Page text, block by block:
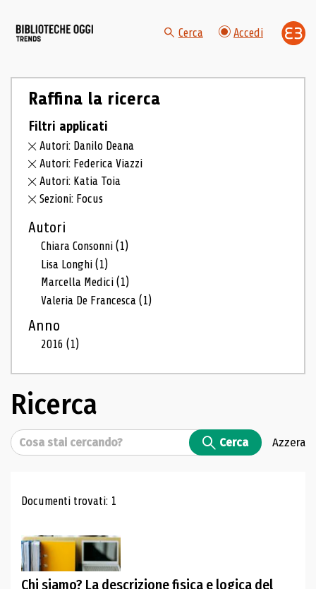
Cerca Accedi
Raffina la ricerca
Filtri applicati
Autori: Danilo Deana
Autori: Federica Viazzi
Autori: Katia Toia
Sezioni: Focus
Autori
Chiara Consonni(1)
Lisa Longhi(1)
Marcella Medici(1)
Valeria De Francesca(1)
Anno
2016(1)
Ricerca
Cerca Cerca Azzera
Risultati di ricerca
Documenti trovati: 1
Chi siamo? La descrizione fisica e logica del